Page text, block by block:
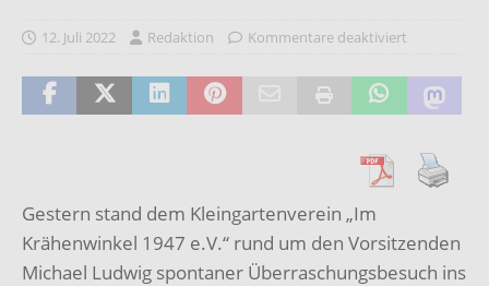
12. Juli 2022 Redaktion Kommentare deaktiviert
Gestern stand dem Kleingartenverein „Im
Krähenwinkel 1947 e.V.“ rund um den Vorsitzenden
Michael Ludwig spontaner Überraschungsbesuch ins